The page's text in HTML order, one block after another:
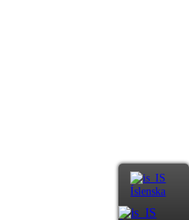
Íslenska